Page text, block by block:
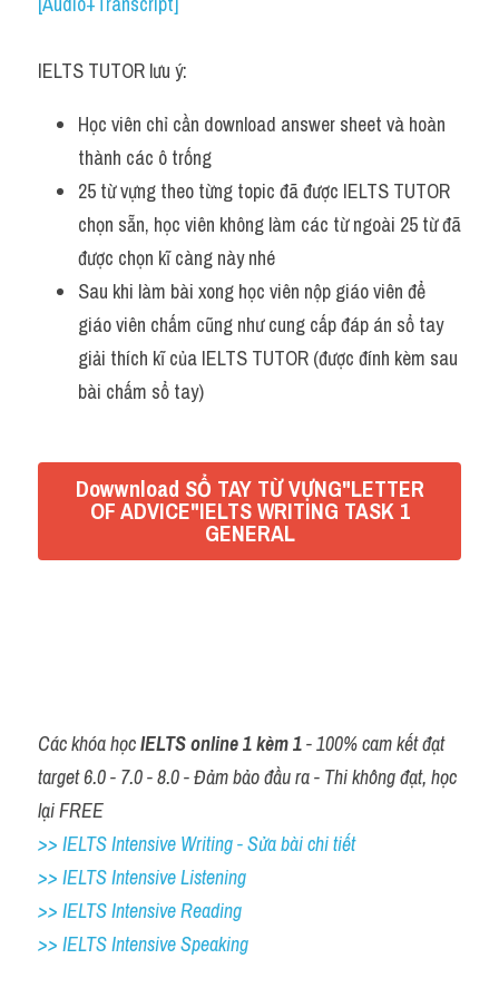
Adv
Cách dùng từ
Task 1
Đề thi IELTS thật
Phân biệt từ
IELTS Advice
Đề thi thật Task 2
Listening
Vocabulary
IELTS TUTOR lưu ý:
Học viên chỉ cần download answer sheet và hoàn
thành các ô trống
25 từ vựng theo từng topic đã được IELTS TUTOR
chọn sẵn, học viên không làm các từ ngoài 25 từ đã
được chọn kĩ càng này nhé
Sau khi làm bài xong học viên nộp giáo viên để
giáo viên chấm cũng như cung cấp đáp án sổ tay
giải thích kĩ của IELTS TUTOR (được đính kèm sau
bài chấm sổ tay)
Dowwnload SỔ TAY TỪ VỰNG"LETTER
OF ADVICE"IELTS WRITING TASK 1
GENERAL
Các khóa học IELTS online 1 kèm 1 - 100% cam kết đạt
target 6.0 - 7.0 - 8.0 - Đảm bảo đầu ra - Thi không đạt, học
lại FREE
>> IELTS Intensive Writing - Sửa bài chi tiết
>> IELTS Intensive Listening
>> IELTS Intensive Reading
>> IELTS Intensive Speaking